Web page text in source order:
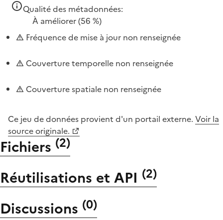
Qualité des métadonnées:
À améliorer(56 %)
Fréquence de mise à jour non renseignée
Couverture temporelle non renseignée
Couverture spatiale non renseignée
Ce jeu de données provient d'un portail externe. Voir la
source originale.
Fichiers (2)
Réutilisations et API (2)
Discussions (0)